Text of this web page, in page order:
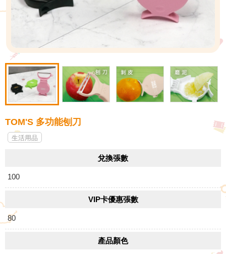
TOM'S 多功能刨刀
生活用品
兌換張數
100
VIP卡優惠張數
80
產品顏色